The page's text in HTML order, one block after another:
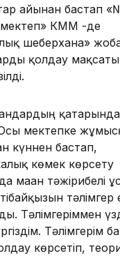
айынан бастап
мектеп» КММ -де
шеберхана»
қолдау
мектепке
күннен бас­тап,
көмек көрсету
маған тәжірибелі
тәлімгер
Тәлімгеріммен
Тәлімгерім
көрсетіп,